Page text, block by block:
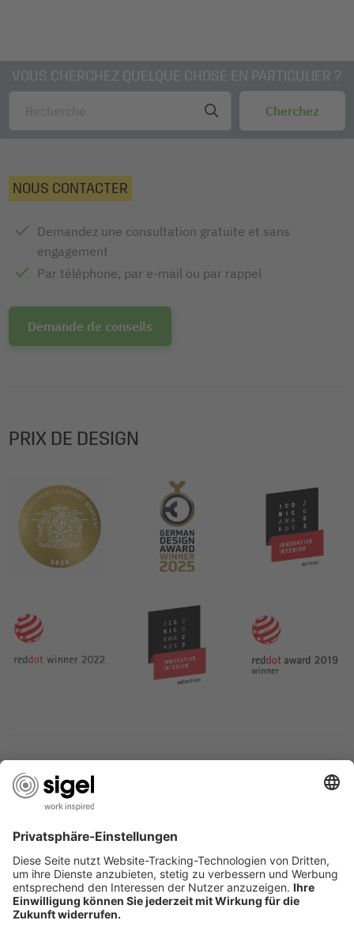
VOUS CHERCHEZ QUELQUE CHOSE EN PARTICULIER ?
NOUS CONTACTER
Demandez une consultation gratuite et sans
engagement
Par téléphone, par e-mail ou par rappel
Demande de conseils
PRIX DE DESIGN
L’ENTREPRISE SIGEL
PAGES UTILES